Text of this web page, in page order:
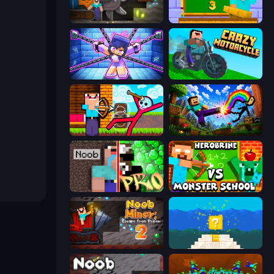
Noob Digger: Pro Drill Miner Monster School 3
Mini Mine Crazy Motorcycle
Noob Archer vs Stickman Zombie Noob: Wall Crusher
Noob vs Pro: Challenge Herobrine vs Monster School
Noob Miner 2: Escape From Prison